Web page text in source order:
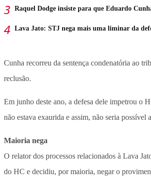
Raquel Dodge insiste para que Eduardo
Lava Jato: STJ nega mais uma liminar da
Cunha recorreu da sentença condenatória ao
reclusão.
Em junho deste ano, a defesa dele impetrou o
não estava exaurida e assim, não seria
Maioria nega
O relator dos processos relacionados à Lava
do HC e decidiu, por maioria, negar o